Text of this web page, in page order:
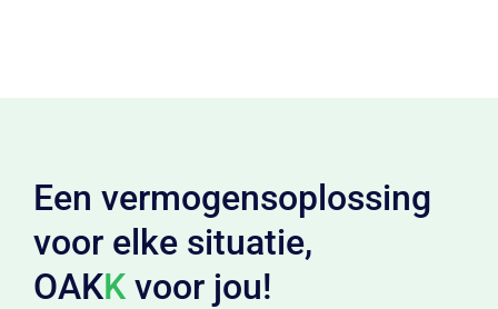
Een vermogensoplossing
voor elke situatie,
OAKK voor jou!